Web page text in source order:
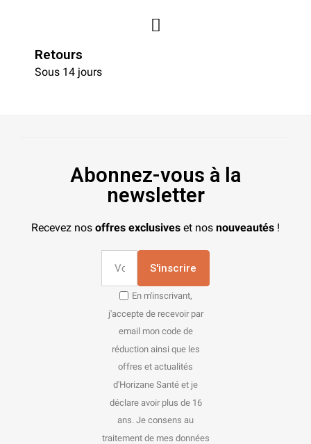
Retours
Sous 14 jours
Abonnez-vous à la
newsletter
Recevez nos offres exclusives et nos nouveautés !
S'inscrire
En m'inscrivant,
j'accepte de recevoir par
email mon code de
réduction ainsi que les
offres et actualités
d'Horizane Santé et je
déclare avoir plus de 16
ans. Je consens au
traitement de mes données